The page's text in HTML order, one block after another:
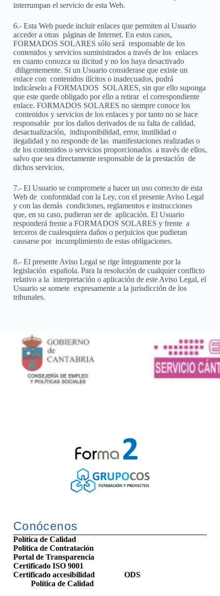
interrumpan el servicio de esta Web.
6.- Esta Web puede incluir enlaces que permiten al Usuario
acceder a otras páginas de Internet. En estos casos,
FORMADOS SOLARES sólo será responsable de los
contenidos y servicios suministrados a través de los enlaces
en cuanto conozca su ilicitud y no los haya desactivado
diligentemente. Si un Usuario considerase que existe un
enlace con contenidos ilícitos o inadecuados, podrá
indicárselo a FORMADOS SOLARES, sin que ello suponga
que este quede obligado por ello a retirar el correspondiente
enlace. FORMADOS SOLARES no siempre conoce los
contenidos y servicios de los enlaces y por tanto no se hace
responsable por los daños derivados de su falta de calidad,
desactualización, indisponibilidad, error, inutilidad o
ilegalidad y no responde de las manifestaciones realizadas o
de los contenidos o servicios proporcionados a través de ellos,
salvo que sea directamente responsable de la prestación de
dichos servicios.
7.- El Usuario se compromete a hacer un uso correcto de esta
Web de conformidad con la Ley, con el presente Aviso Legal
y con las demás condiciones, reglamentos e instrucciones
que, en su caso, pudieran ser de aplicación. El Usuario
responderá frente a FORMADOS SOLARES y frente a
terceros de cualesquiera daños o perjuicios que pudieran
causarse por incumplimiento de estas obligaciones.
8.- El presente Aviso Legal se rige íntegramente por la
legislación española. Para la resolución de cualquier conflicto
relativo a la interpretación o aplicación de este Aviso Legal, el
Usuario se somete expresamente a la jurisdicción de los
tribunales.
Conócenos
Política de Calidad
Política de Contratación
Portal de Transparencia
Certificado ISO 9001
Certificado accesibilidad ODS
Política de Calidad